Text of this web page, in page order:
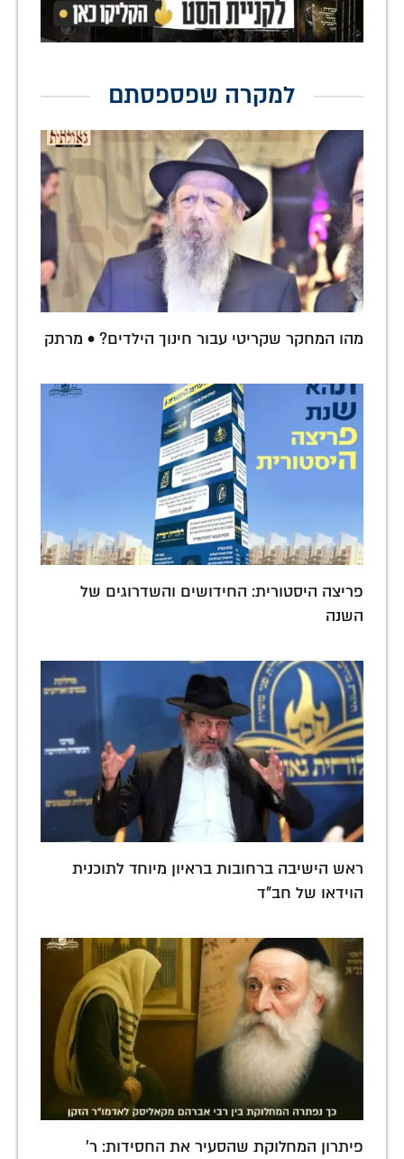
למקרה שפספסתם
מהו המחקר שקריטי עבור חינוך הילדים? • מרתק
פריצה היסטורית: החידושים והשדרוגים של
השנה
ראש הישיבה ברחובות בראיון מיוחד לתוכנית
הוידאו של חב"ד
פיתרון המחלוקת שהסעיר את החסידות: ר'